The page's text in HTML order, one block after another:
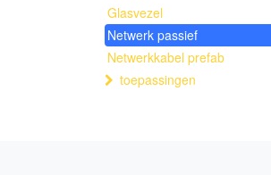
Glasvezel
Netwerk passief
Netwerkkabel prefab
toepassingen